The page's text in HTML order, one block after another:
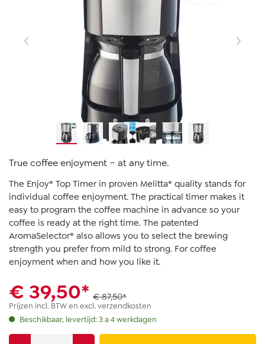
True coffee enjoyment − at any time.
The Enjoy® Top Timer in proven Melitta® quality stands for
individual coffee enjoyment. The practical timer makes it
easy to program the coffee machine in advance so your
coffee is ready at the right time. The patented
AromaSelector® also allows you to select the brewing
strength you prefer from mild to strong. For coffee
enjoyment when and how you like it.
€ 39,50* € 87,50*
Prijzen incl. BTW en excl. verzendkosten
Beschikbaar, levertijd: 3 a 4 werkdagen